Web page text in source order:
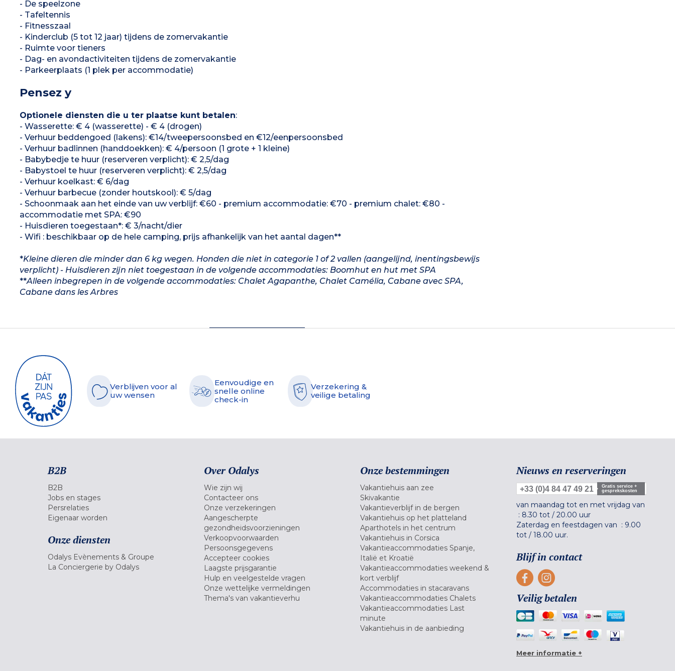
- De speelzone
- Tafeltennis
- Fitnesszaal
- Kinderclub (5 tot 12 jaar) tijdens de zomervakantie
- Ruimte voor tieners
- Dag- en avondactiviteiten tijdens de zomervakantie
- Parkeerplaats (1 plek per accommodatie)
Pensez y
Optionele diensten die u ter plaatse kunt betalen:
- Wasserette: € 4 (wasserette) - € 4 (drogen)
- Verhuur beddengoed (lakens): €14/tweepersoonsbed en €12/eenpersoonsbed
- Verhuur badlinnen (handdoekken): € 4/persoon (1 grote + 1 kleine)
- Babybedje te huur (reserveren verplicht): € 2,5/dag
- Babystoel te huur (reserveren verplicht): € 2,5/dag
- Verhuur koelkast: € 6/dag
- Verhuur barbecue (zonder houtskool): € 5/dag
- Schoonmaak aan het einde van uw verblijf: €60 - premium accommodatie: €70 - premium chalet: €80 -
accommodatie met SPA: €90
- Huisdieren toegestaan*: € 3/nacht/dier
- Wifi : beschikbaar op de hele camping, prijs afhankelijk van het aantal dagen**
*Kleine dieren die minder dan 6 kg wegen. Honden die niet in categorie 1 of 2 vallen (aangelijnd, inentingsbewijs
verplicht) - Huisdieren zijn niet toegestaan in de volgende accommodaties: Boomhut en hut met SPA
**Alleen inbegrepen in de volgende accommodaties: Chalet Agapanthe, Chalet Camélia, Cabane avec SPA,
Cabane dans les Arbres
Verblijven voor al
uw wensen
Eenvoudige en
snelle online
check-in
Verzekering &
veilige betaling
B2B
B2B
Jobs en stages
Persrelaties
Eigenaar worden
Onze diensten
Odalys Evènements & Groupe
La Conciergerie by Odalys
Over Odalys
Wie zijn wij
Contacteer ons
Onze verzekeringen
Aangescherpte
gezondheidsvoorzieningen
Verkoopvoorwaarden
Persoonsgegevens
Accepteer cookies
Laagste prijsgarantie
Hulp en veelgestelde vragen
Onze wettelijke vermeldingen
Thema's van vakantieverhu
Onze bestemmingen
Vakantiehuis aan zee
Skivakantie
Vakantieverblijf in de bergen
Vakantiehuis op het platteland
Aparthotels in het centrum
Vakantiehuis in Corsica
Vakantieaccommodaties Spanje,
Italië et Kroatië
Vakantieaccommodaties weekend &
kort verblijf
Accommodaties in stacaravans
Vakantieaccommodaties Chalets
Vakantieaccommodaties Last
minute
Vakantiehuis in de aanbieding
Nieuws en reserveringen
+33 (0)4 84 47 49 21
Gratis service +
gesprekskosten
van maandag tot en met vrijdag van
: 8.30 tot / 20.00 uur
Zaterdag en feestdagen van : 9.00
tot / 18.00 uur.
Blijf in contact
Veilig betalen
Meer informatie +